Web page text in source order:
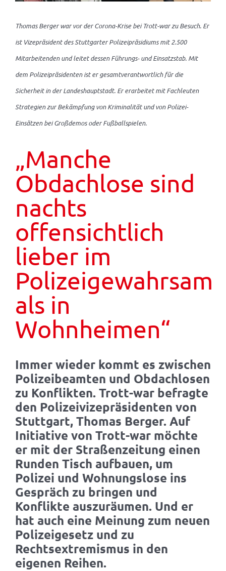
Thomas Berger war vor der Corona-Krise bei Trott-war zu Besuch. Er
ist Vizepräsident des Stuttgarter Polizeipräsidiums mit 2.500
Mitarbeitenden und leitet dessen Führungs- und Einsatzstab. Mit
dem Polizeipräsidenten ist er gesamtverantwortlich für die
Sicherheit in der Landeshauptstadt. Er erarbeitet mit Fachleuten
Strategien zur Bekämpfung von Kriminalität und von Polizei-
Einsätzen bei Großdemos oder Fußballspielen.
„Manche
Obdachlose sind
nachts
offensichtlich
lieber im
Polizeigewahrsam
als in
Wohnheimen“
Immer wieder kommt es zwischen
Polizeibeamten und Obdachlosen
zu Konflikten. Trott-war befragte
den Polizeivizepräsidenten von
Stuttgart, Thomas Berger. Auf
Initiative von Trott-war möchte
er mit der Straßenzeitung einen
Runden Tisch aufbauen, um
Polizei und Wohnungslose ins
Gespräch zu bringen und
Konflikte auszuräumen. Und er
hat auch eine Meinung zum neuen
Polizeigesetz und zu
Rechtsextremismus in den
eigenen Reihen.